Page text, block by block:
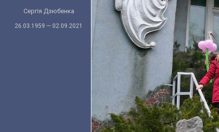
Сергія Дзюбенка
26.03.1959 — 02.09.2021